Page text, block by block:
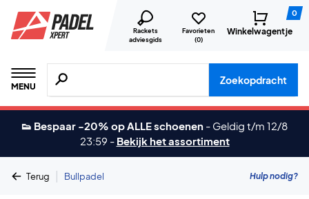
Rackets
adviesgids
Favorieten
(0)
0
Winkelwagentje
MENU
Zoeken naar producten, merken etc.
Zoekopdracht
👟 Bespaar -20% op ALLE schoenen - Geldig t/m 12/8
23:59 - Bekijk het assortiment
Terug | Bullpadel Hulp nodig?